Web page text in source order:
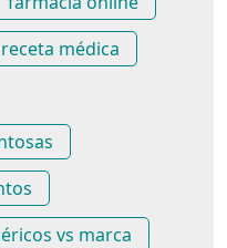
receta médica
vs marca